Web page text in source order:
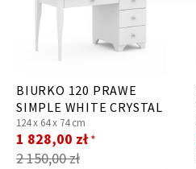
BIURKO 120 PRAWE
SIMPLE WHITE CRYSTAL
124 x 64 x 74 cm
2 150,00 zł
Cena
promocyjna
1 828,00 zł *